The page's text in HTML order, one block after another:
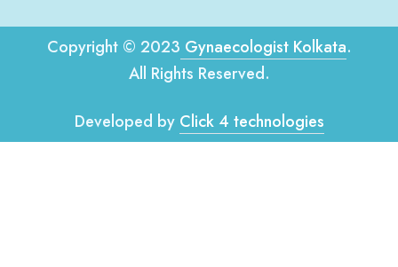
Copyright © 2023 Gynaecologist Kolkata.
All Rights Reserved.
Developed by Click 4 technologies